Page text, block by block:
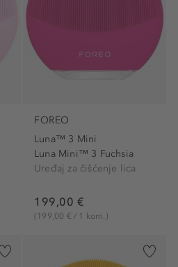
FOREO
Luna™ 3 Mini
Luna Mini™ 3 Fuchsia
Uređaj za čišćenje lica
199,00 €
(199,00 € / 1 kom.)